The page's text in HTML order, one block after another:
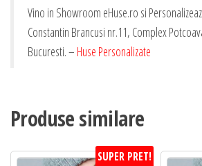
Vino in Showroom eHuse.ro si
Constantin Brancusi nr.11, Complex
Bucuresti. – Huse Personalizate
Produse similare
SUPER PRET!